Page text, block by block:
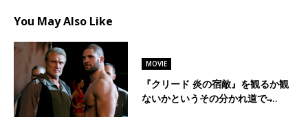
You May Also Like
MOVIE
『クリード 炎の宿敵』を観るか観
ないかというその分かれ道で ̶…